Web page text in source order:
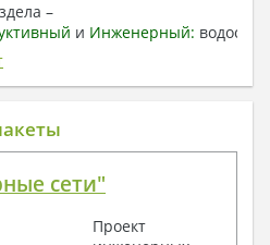
–
и Инженерный:
за дополнительную
осей
планы с
сети"
Проект